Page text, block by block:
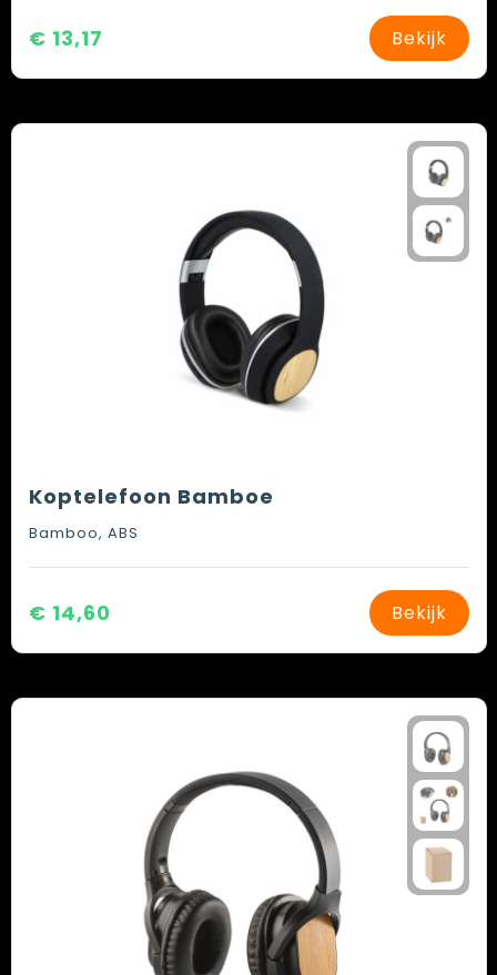
€ 13,17 Bekijk
Koptelefoon Bamboe
Bamboo, ABS
€ 14,60 Bekijk